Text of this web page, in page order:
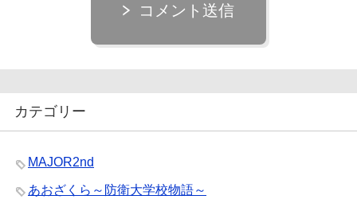
コメント送信
カテゴリー
MAJOR2nd
あおざくら～防衛大学校物語～